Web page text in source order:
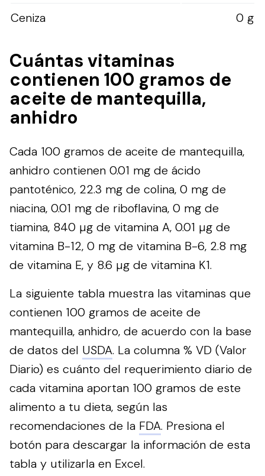
Ceniza
0 g
Cuántas vitaminas
contienen 100 gramos de
aceite de mantequilla,
anhidro
Cada 100 gramos de aceite de mantequilla,
anhidro contienen 0.01 mg de ácido
pantoténico, 22.3 mg de colina, 0 mg de
niacina, 0.01 mg de riboflavina, 0 mg de
tiamina, 840 µg de vitamina A, 0.01 µg de
vitamina B-12, 0 mg de vitamina B-6, 2.8 mg
de vitamina E, y 8.6 µg de vitamina K1.
La siguiente tabla muestra las vitaminas que
contienen 100 gramos de aceite de
mantequilla, anhidro, de acuerdo con la base
de datos del USDA. La columna % VD (Valor
Diario) es cuánto del requerimiento diario de
cada vitamina aportan 100 gramos de este
alimento a tu dieta, según las
recomendaciones de la FDA. Presiona el
botón para descargar la información de esta
tabla y utilizarla en Excel.